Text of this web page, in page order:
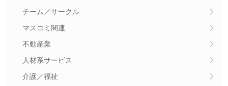
チーム／サークル
マスコミ関連
不動産業
人材系サービス
介護／福祉